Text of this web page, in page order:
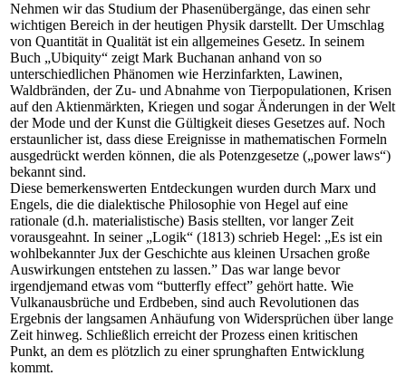
Nehmen wir das Studium der Phasenübergänge, das einen sehr
wichtigen Bereich in der heutigen Physik darstellt. Der Umschlag
von Quantität in Qualität ist ein allgemeines Gesetz. In seinem
Buch „Ubiquity“ zeigt Mark Buchanan anhand von so
unterschiedlichen Phänomen wie Herzinfarkten, Lawinen,
Waldbränden, der Zu- und Abnahme von Tierpopulationen, Krisen
auf den Aktienmärkten, Kriegen und sogar Änderungen in der Welt
der Mode und der Kunst die Gültigkeit dieses Gesetzes auf. Noch
erstaunlicher ist, dass diese Ereignisse in mathematischen Formeln
ausgedrückt werden können, die als Potenzgesetze („power laws“)
bekannt sind.
Diese bemerkenswerten Entdeckungen wurden durch Marx und
Engels, die die dialektische Philosophie von Hegel auf eine
rationale (d.h. materialistische) Basis stellten, vor langer Zeit
vorausgeahnt. In seiner „Logik“ (1813) schrieb Hegel: „Es ist ein
wohlbekannter Jux der Geschichte aus kleinen Ursachen große
Auswirkungen entstehen zu lassen.” Das war lange bevor
irgendjemand etwas vom “butterfly effect” gehört hatte. Wie
Vulkanausbrüche und Erdbeben, sind auch Revolutionen das
Ergebnis der langsamen Anhäufung von Widersprüchen über lange
Zeit hinweg. Schließlich erreicht der Prozess einen kritischen
Punkt, an dem es plötzlich zu einer sprunghaften Entwicklung
kommt.